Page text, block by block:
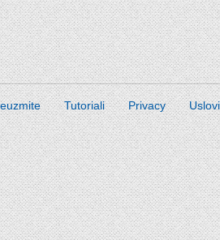
Tutoriali Privacy